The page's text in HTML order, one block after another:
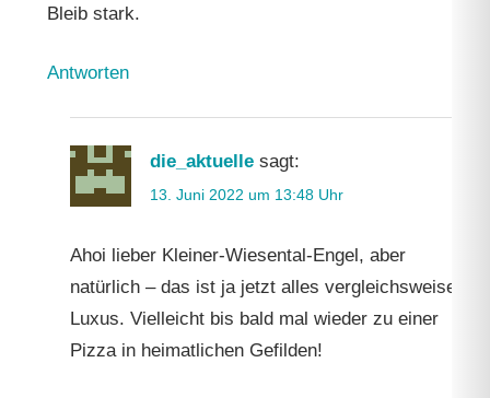
Bleib stark.
Antworten
die_aktuelle sagt:
13. Juni 2022 um 13:48 Uhr
Ahoi lieber Kleiner-Wiesental-Engel, aber
natürlich – das ist ja jetzt alles vergleichsweise
Luxus. Vielleicht bis bald mal wieder zu einer
Pizza in heimatlichen Gefilden!